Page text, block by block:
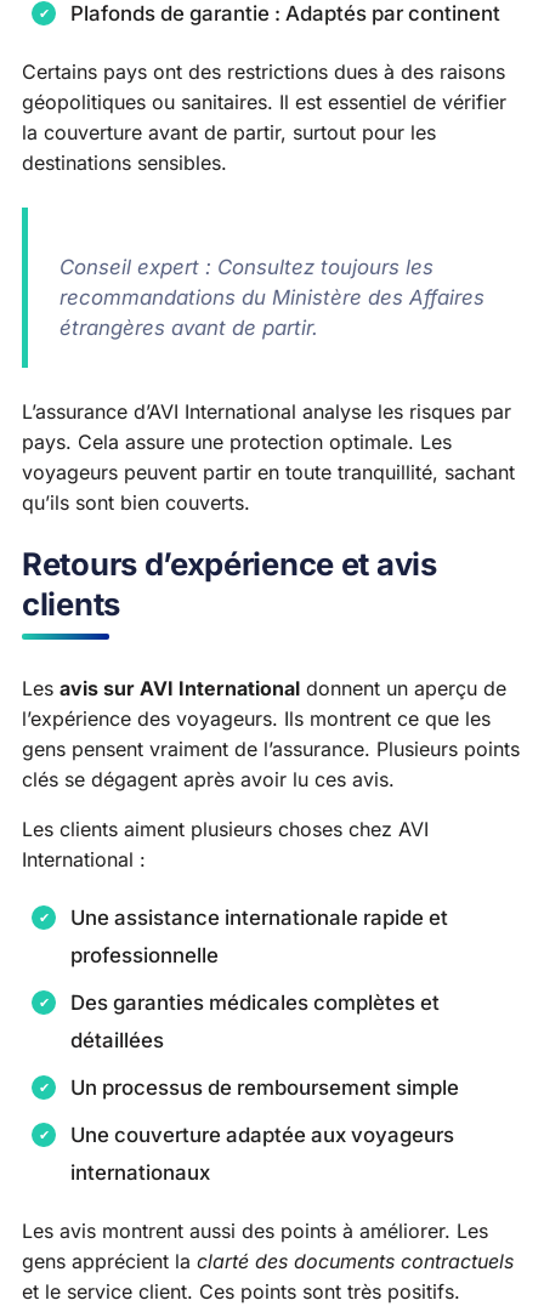
Plafonds de garantie : Adaptés par continent
Certains pays ont des restrictions dues à des raisons
géopolitiques ou sanitaires. Il est essentiel de vérifier
la couverture avant de partir, surtout pour les
destinations sensibles.
Conseil expert : Consultez toujours les
recommandations du Ministère des Affaires
étrangères avant de partir.
L’assurance d’AVI International analyse les risques par
pays. Cela assure une protection optimale. Les
voyageurs peuvent partir en toute tranquillité, sachant
qu’ils sont bien couverts.
Retours d’expérience et avis
clients
Les avis sur AVI International donnent un aperçu de
l’expérience des voyageurs. Ils montrent ce que les
gens pensent vraiment de l’assurance. Plusieurs points
clés se dégagent après avoir lu ces avis.
Les clients aiment plusieurs choses chez AVI
International :
Une assistance internationale rapide et
professionnelle
Des garanties médicales complètes et
détaillées
Un processus de remboursement simple
Une couverture adaptée aux voyageurs
internationaux
Les avis montrent aussi des points à améliorer. Les
gens apprécient la clarté des documents contractuels
et le service client. Ces points sont très positifs.